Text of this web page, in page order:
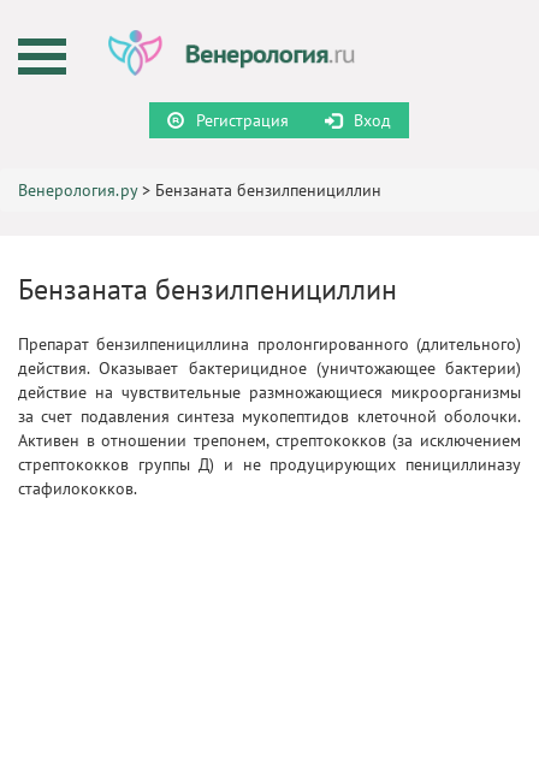
Регистрация Вход
Венерология.ру> Бензаната бензилпенициллин
Бензаната бензилпенициллин
Препарат бензилпенициллина пролонгированного (длительного)
действия. Оказывает бактерицидное (уничтожающее бактерии)
действие на чувствительные размножающиеся микроорганизмы
за счет подавления синтеза мукопептидов клеточной оболочки.
Активен в отношении трепонем, стрептококков (за исключением
стрептококков группы Д) и не продуцирующих пенициллиназу
стафилококков.